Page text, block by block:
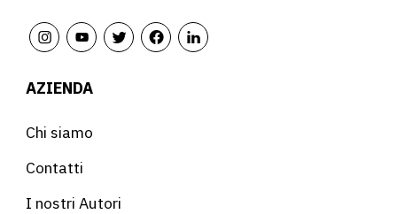
AZIENDA
Chi siamo
Contatti
I nostri Autori